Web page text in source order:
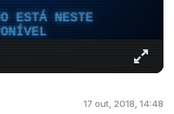
ESTÁ NESTE
17 out, 2018, 14:48